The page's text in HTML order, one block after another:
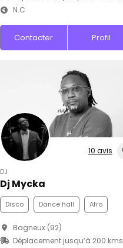
N.C
Contacter Profil
10 avis
DJ
Dj Mycka
Disco Dance hall Afro
Bagneux (92)
Déplacement jusqu’à 200 kms